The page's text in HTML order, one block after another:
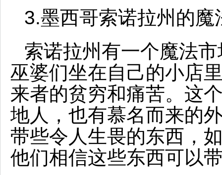
3.墨西哥索诺拉州的魔
索诺拉州有一个魔法
巫婆们坐在自己的小店
来者的贫穷和痛苦。这
地人，也有慕名而来的
带些令人生畏的东西，
他们相信这些东西可以